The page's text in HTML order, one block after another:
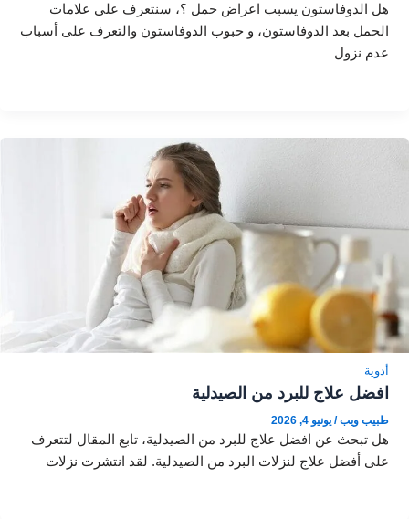
هل الدوفاستون يسبب اعراض حمل ؟، سنتعرف على علامات
الحمل بعد الدوفاستون، و حبوب الدوفاستون والتعرف على أسباب
عدم نزول
أدوية
افضل علاج للبرد من الصيدلية
طبيب ويب/ يونيو 4, 2026
هل تبحث عن افضل علاج للبرد من الصيدلية، تابع المقال لتتعرف
على أفضل علاج لنزلات البرد من الصيدلية. لقد انتشرت نزلات